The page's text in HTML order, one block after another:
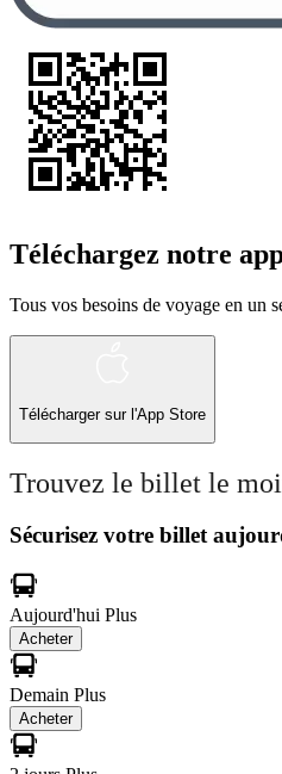
Téléchargez notre
Tous vos besoins de voyage en un
Télécharger sur l'App Store
Trouvez le billet le
Sécurisez votre billet
Aujourd'hui Plus
Acheter
Demain Plus
Acheter